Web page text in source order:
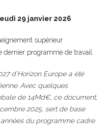
29 janvier 2026
supérieur
d’Horizon Europe a été
Avec quelques
de 14Md€, ce document,
2025, sert de base
du programme cadre